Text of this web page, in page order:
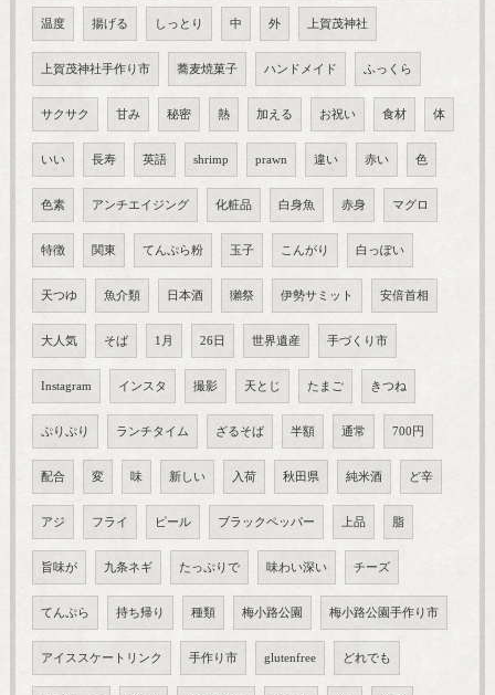
温度 揚げる しっとり 中 外 上賀茂神社
上賀茂神社手作り市 蕎麦焼菓子 ハンドメイド ふっくら
サクサク 甘み 秘密 熱 加える お祝い 食材 体
いい 長寿 英語 shrimp prawn 違い 赤い 色
色素 アンチエイジング 化粧品 白身魚 赤身 マグロ
特徴 関東 てんぷら粉 玉子 こんがり 白っぽい
天つゆ 魚介類 日本酒 獺祭 伊勢サミット 安倍首相
大人気 そば 1月 26日 世界遺産 手づくり市
Instagram インスタ 撮影 天とじ たまご きつね
ぷりぷり ランチタイム ざるそば 半額 通常 700円
配合 変 味 新しい 入荷 秋田県 純米酒 ど辛
アジ フライ ピール ブラックペッパー 上品 脂
旨味が 九条ネギ たっぷりで 味わい深い チーズ
てんぷら 持ち帰り 種類 梅小路公園 梅小路公園手作り市
アイススケートリンク 手作り市 glutenfree どれでも